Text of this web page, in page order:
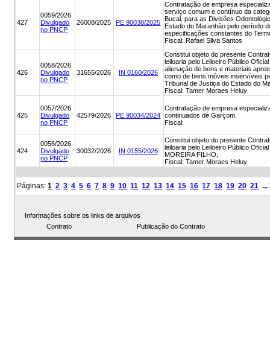
427
0059/2026
Divulgado
no PNCP
26008/2025 PE 90038/2025
Contratação de empresa
serviço comum e contínuo da
Bucal, para as Divisões
Estado do Maranhão pelo período
especificações constantes do
Fiscal: Rafael Silva Santos
426
0058/2026
Divulgado
no PNCP
31655/2026 IN 0160/2026
Constitui objeto do presente
leiloaria pelo Leiloeiro Público
alienação de bens e materiais
como de bens móveis inservíveis
Tribunal de Justiça do Estado do
Fiscal: Tamer Moraes Heluy
425
0057/2026
Divulgado
no PNCP
42579/2026 PE 90034/2024
Contratação de empresa
continuados de Garçom.
Fiscal:
424
0056/2026
Divulgado
no PNCP
30032/2026 IN 0155/2026
Constitui objeto do presente
leiloaria pelo Leiloeiro Público
MOREIRA FILHO,
Fiscal: Tamer Moraes Heluy
Páginas:1 2 3 4 5 6 7 8 9 10 11 12 13 14 15 16 17 18 19 20 21 ...
Informações sobre os links de arquivos
Contrato
Publicação do Contrato